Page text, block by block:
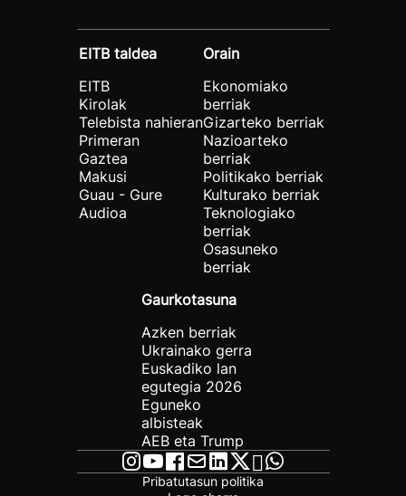
EITB taldea
EITB
Kirolak
Telebista nahieran
Primeran
Gaztea
Makusi
Guau - Gure
Audioa
Orain
Ekonomiako
berriak
Gizarteko berriak
Nazioarteko
berriak
Politikako berriak
Kulturako berriak
Teknologiako
berriak
Osasuneko
berriak
Gaurkotasuna
Azken berriak
Ukrainako gerra
Euskadiko lan
egutegia 2026
Eguneko
albisteak
AEB eta Trump
Pribatutasun politika